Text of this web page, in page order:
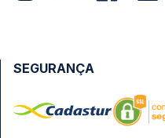
SEGURANÇA